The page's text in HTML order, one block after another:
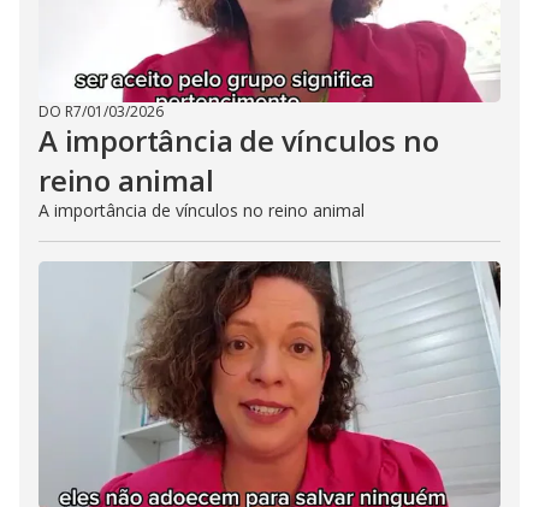
DO R7/01/03/2026
A importância de vínculos no
reino animal
A importância de vínculos no reino animal